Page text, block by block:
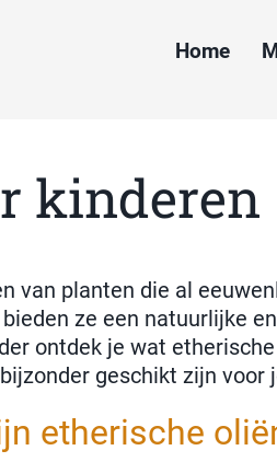
Home
kinderen
van planten die al
ze een natuurlijke
ontdek je wat
geschikt zijn voor
etherische